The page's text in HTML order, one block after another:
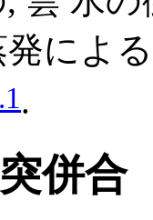
発によ
.
併合